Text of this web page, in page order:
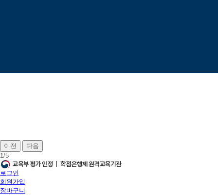
이전
다음
1/5
로그인
회원가입
장바구니